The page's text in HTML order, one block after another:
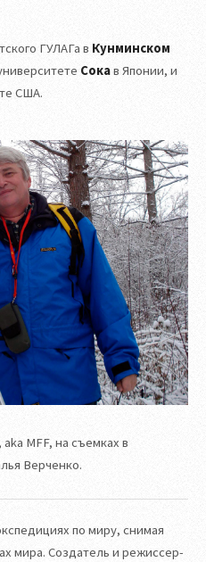
ГУЛАГа в Кунминском
Сокав Японии, и
США.
MFF, на съемках в
Верченко.
по миру, снимая
мира. Создатель и режиссер-